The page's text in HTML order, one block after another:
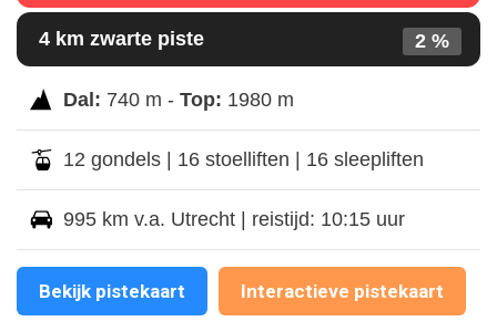
4 km zwarte piste 2 %
Dal: 740 m - Top: 1980 m
12 gondels | 16 stoelliften | 16 sleepliften
995 km v.a. Utrecht | reistijd: 10:15 uur
Bekijk pistekaart Interactieve pistekaart